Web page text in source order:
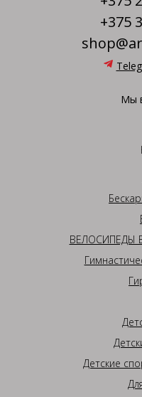
+375
Мы
ВЕЛОСИПЕДЫ
Детские